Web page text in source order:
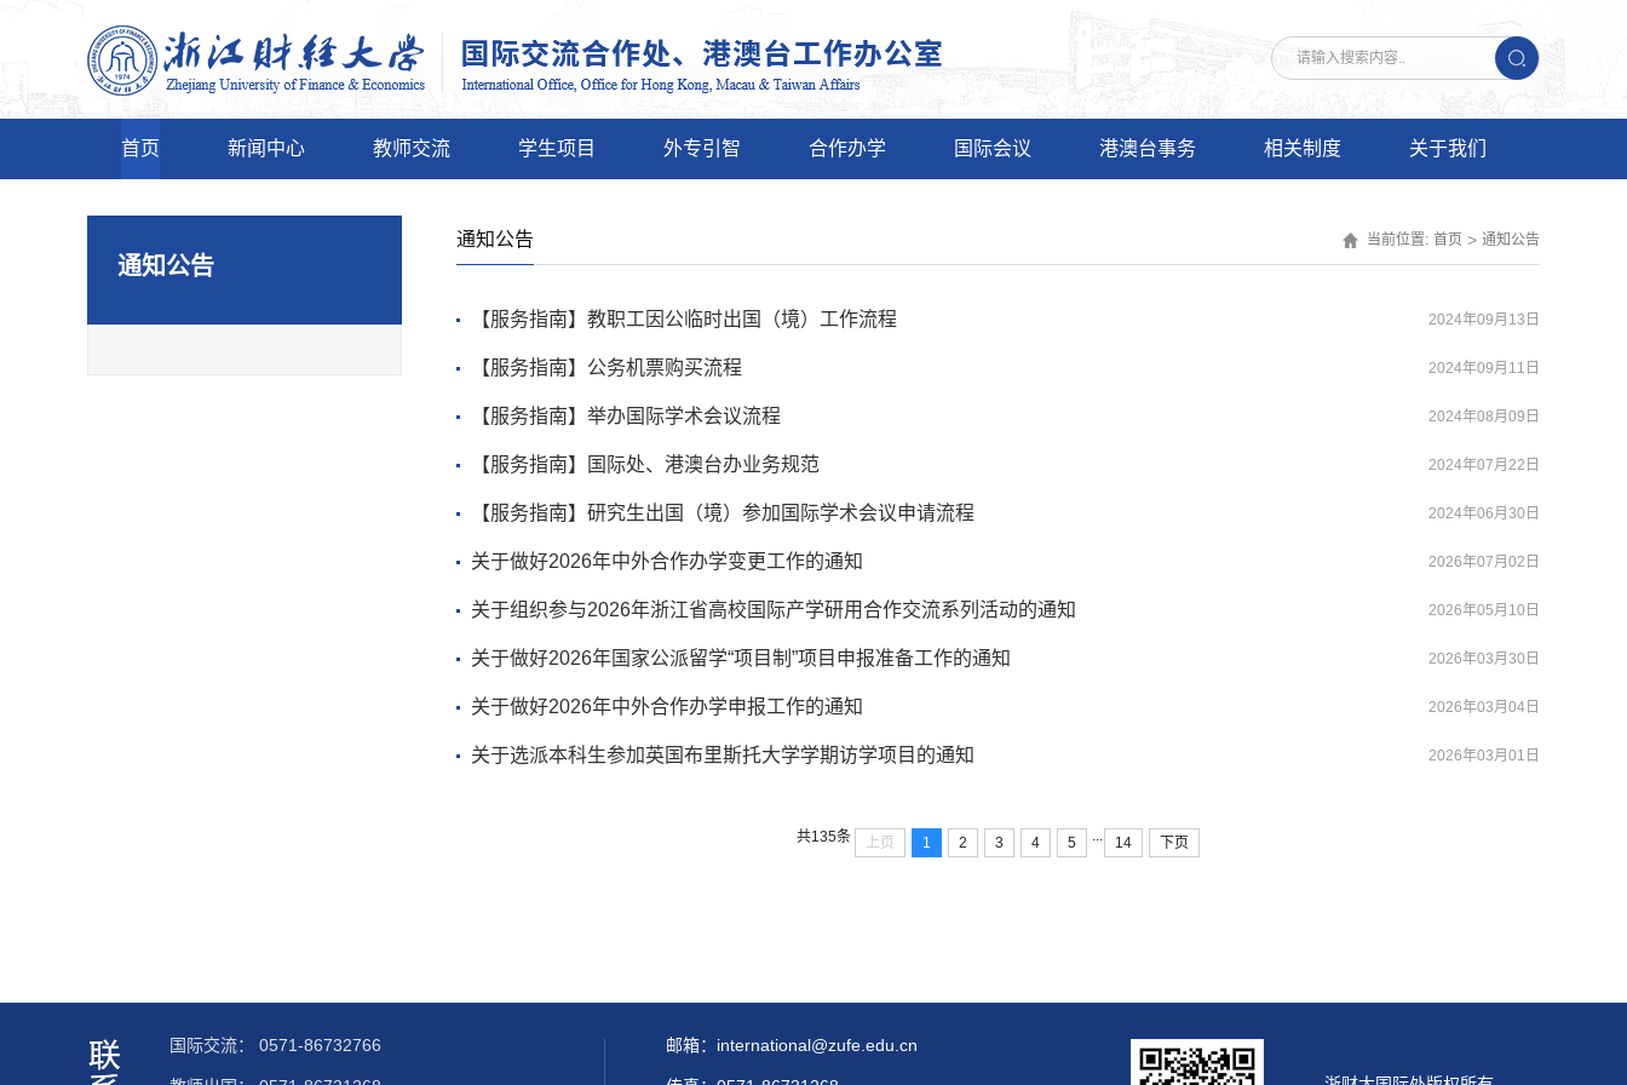
首页 新闻中心 教师交流 学生项目 外专引智 合作办学 国际会议 港澳台事务 相关制度 关于我们
通知公告
通知公告 当前位置: 首页 > 通知公告
【服务指南】教职工因公临时出国（境）工作流程 2024年09月13日
【服务指南】公务机票购买流程 2024年09月11日
【服务指南】举办国际学术会议流程 2024年08月09日
【服务指南】国际处、港澳台办业务规范 2024年07月22日
【服务指南】研究生出国（境）参加国际学术会议申请流程 2024年06月30日
关于做好2026年中外合作办学变更工作的通知 2026年07月02日
关于组织参与2026年浙江省高校国际产学研用合作交流系列活动的通知 2026年05月10日
关于做好2026年国家公派留学“项目制”项目申报准备工作的通知 2026年03月30日
关于做好2026年中外合作办学申报工作的通知 2026年03月04日
关于选派本科生参加英国布里斯托大学学期访学项目的通知 2026年03月01日
共135条 上页 1 2 3 4 5 ... 14 下页
国际交流： 0571-86732766 邮箱：international@zufe.edu.cn